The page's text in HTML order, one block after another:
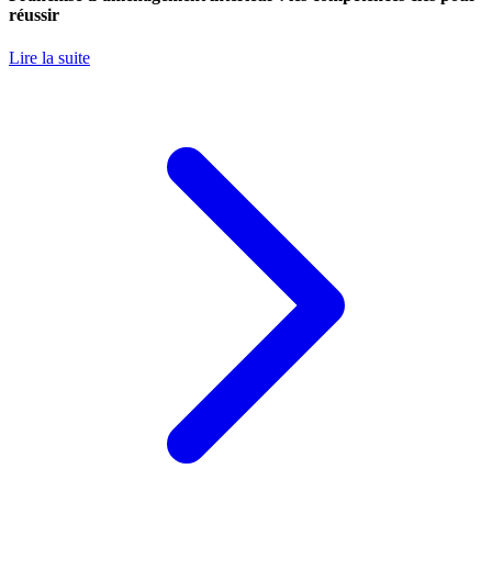
réussir
Lire la suite